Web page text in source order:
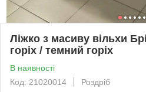
Ліжко з масиву вільхи
горіх / темний горіх
В наявності
Код: 21020014
Роздріб